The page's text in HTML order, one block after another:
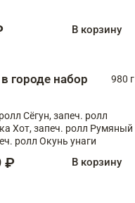
В корзину
городе набор
980 г
Сёгун, запеч. ролл
Хот, запеч. ролл Румяный
ролл Окунь унаги
₽ В корзину